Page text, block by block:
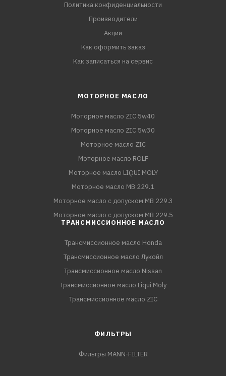
Политика конфиденциальности
Производители
Акции
Как оформить заказ
Как записаться на сервис
МОТОРНОЕ МАСЛО
Моторное масло ZIC 5w40
Моторное масло ZIC 5w30
Моторное масло ZIC
Моторное масло ROLF
Моторное масло LIQUI MOLY
Моторное масло MB 229.1
Моторное масло с допуском MB 229.3
Моторное масло с допуском MB 229.5
ТРАНСМИССИОННОЕ МАСЛО
Трансмиссионное масло Honda
Трансмиссионное масло Лукойл
Трансмиссионное масло Nissan
Трансмиссионное масло Liqui Moly
Трансмиссионное масло ZIC
ФИЛЬТРЫ
Фильтры MANN-FILTER